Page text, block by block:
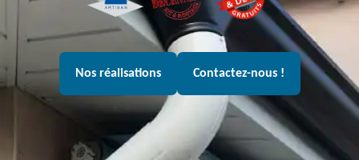
Nos réalisations Contactez-nous !